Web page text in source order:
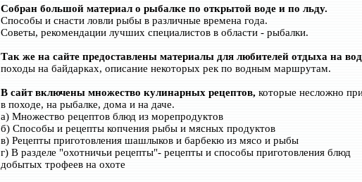
Собран большой материал о рыбалке по открытой воде и по льду.
Способы и снасти ловли рыбы в различные времена года.
Советы, рекомендации лучших специалистов в области - рыбалки.
Так же на сайте предоставлены материалы для любителей отдыха на
походы на байдарках, описание некоторых рек по водным маршрутам.
В сайт включены множество кулинарных рецептов, которые несложно
в походе, на рыбалке, дома и на даче.
а) Множество рецептов блюд из морепродуктов
б) Способы и рецепты копчения рыбы и мясных продуктов
в) Рецепты приготовления шашлыков и барбекю из мясо и рыбы
г) В разделе "охотничьи рецепты"- рецепты и способы приготовления блюд
добытых трофеев на охоте